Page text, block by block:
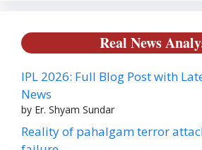
Real News
IPL 2026: Full Blog Post with
News
by Er. Shyam Sundar
Reality of pahalgam terror